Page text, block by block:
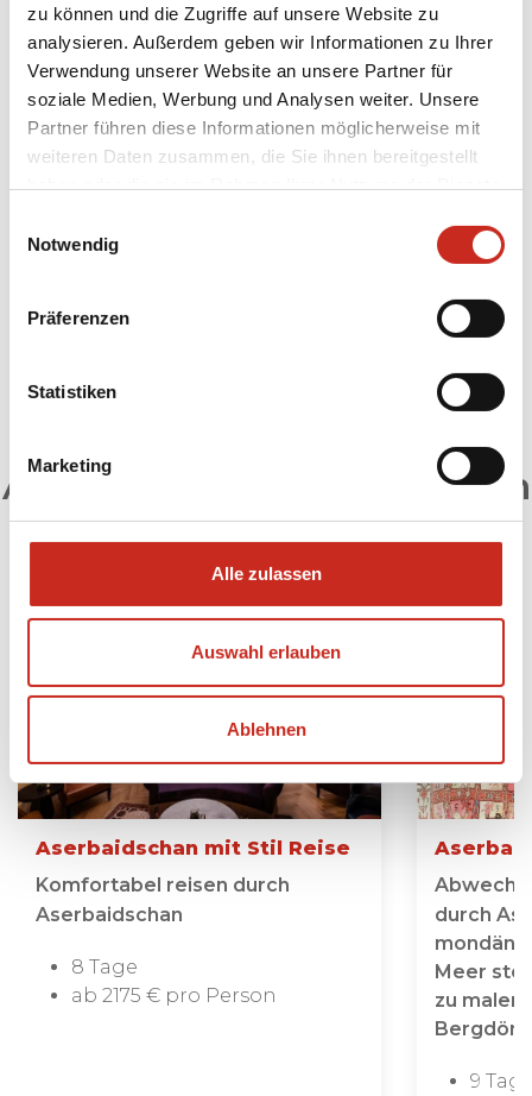
zu können und die Zugriffe auf unsere Website zu
analysieren. Außerdem geben wir Informationen zu Ihrer
Verwendung unserer Website an unsere Partner für
soziale Medien, Werbung und Analysen weiter. Unsere
Partner führen diese Informationen möglicherweise mit
weiteren Daten zusammen, die Sie ihnen bereitgestellt
haben oder die sie im Rahmen Ihrer Nutzung der Dienste
Notwendig
Präferenzen
Statistiken
Marketing
Alle zulassen
Auswahl erlauben
Ablehnen
Meet a local
Unsere beliebtesten
Aserbaidschan Rundreisen
Aserbaidschan mit Stil Reise
Komfortabel reisen durch
Aserbaidschan
8 Tage
ab 2175 € pro Person
durch
mondäne
Meer
zu
9